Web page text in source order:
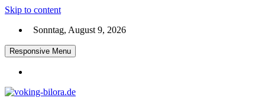
Skip to content
Sonntag, August 9, 2026
Responsive Menu